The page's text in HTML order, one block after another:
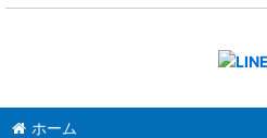
ホーム